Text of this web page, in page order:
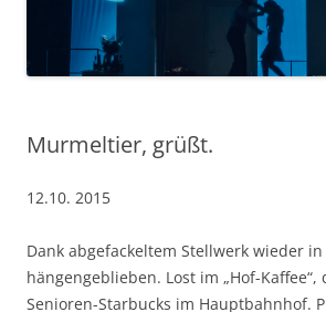
Murmeltier, grüßt.
12.10. 2015
Dank abgefackeltem Stellwerk wieder
hängengeblieben. Lost im „Hof-
Senioren-Starbucks im Hauptbahnhof.